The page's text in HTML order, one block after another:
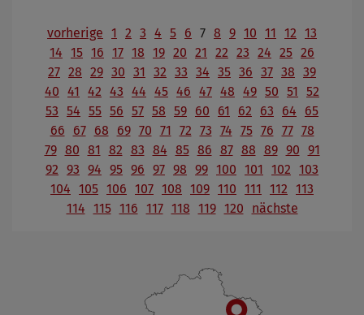
vorherige 1 2 3 4 5 6 7 8 9 10 11 12 13
14 15 16 17 18 19 20 21 22 23 24 25 26
27 28 29 30 31 32 33 34 35 36 37 38 39
40 41 42 43 44 45 46 47 48 49 50 51
52
53 54 55 56 57 58 59 60 61 62 63 64
65
66
67 68 69 70 71 72 73 74 75 76 77 78
79 80 81 82 83 84 85 86 87 88 89 90 91
92 93 94 95 96 97 98 99 100 101 102 103
104 105 106 107 108 109 110 111 112 113
114 115 116 117 118 119 120 nächste